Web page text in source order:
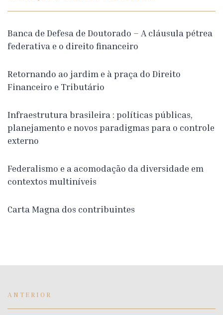
Banca de Defesa de Doutorado – A cláusula pétrea
federativa e o direito financeiro
Retornando ao jardim e à praça do Direito
Financeiro e Tributário
Infraestrutura brasileira : políticas públicas,
planejamento e novos paradigmas para o controle
externo
Federalismo e a acomodação da diversidade em
contextos multiníveis
Carta Magna dos contribuintes
ANTERIOR